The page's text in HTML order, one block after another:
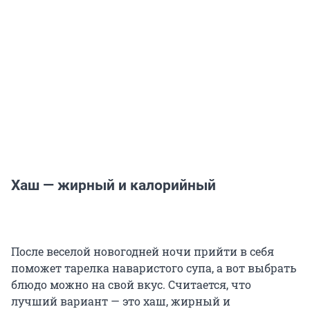
Хаш — жирный и калорийный
После веселой новогодней ночи прийти в себя
поможет тарелка наваристого супа, а вот выбрать
блюдо можно на свой вкус. Считается, что
лучший вариант — это хаш, жирный и